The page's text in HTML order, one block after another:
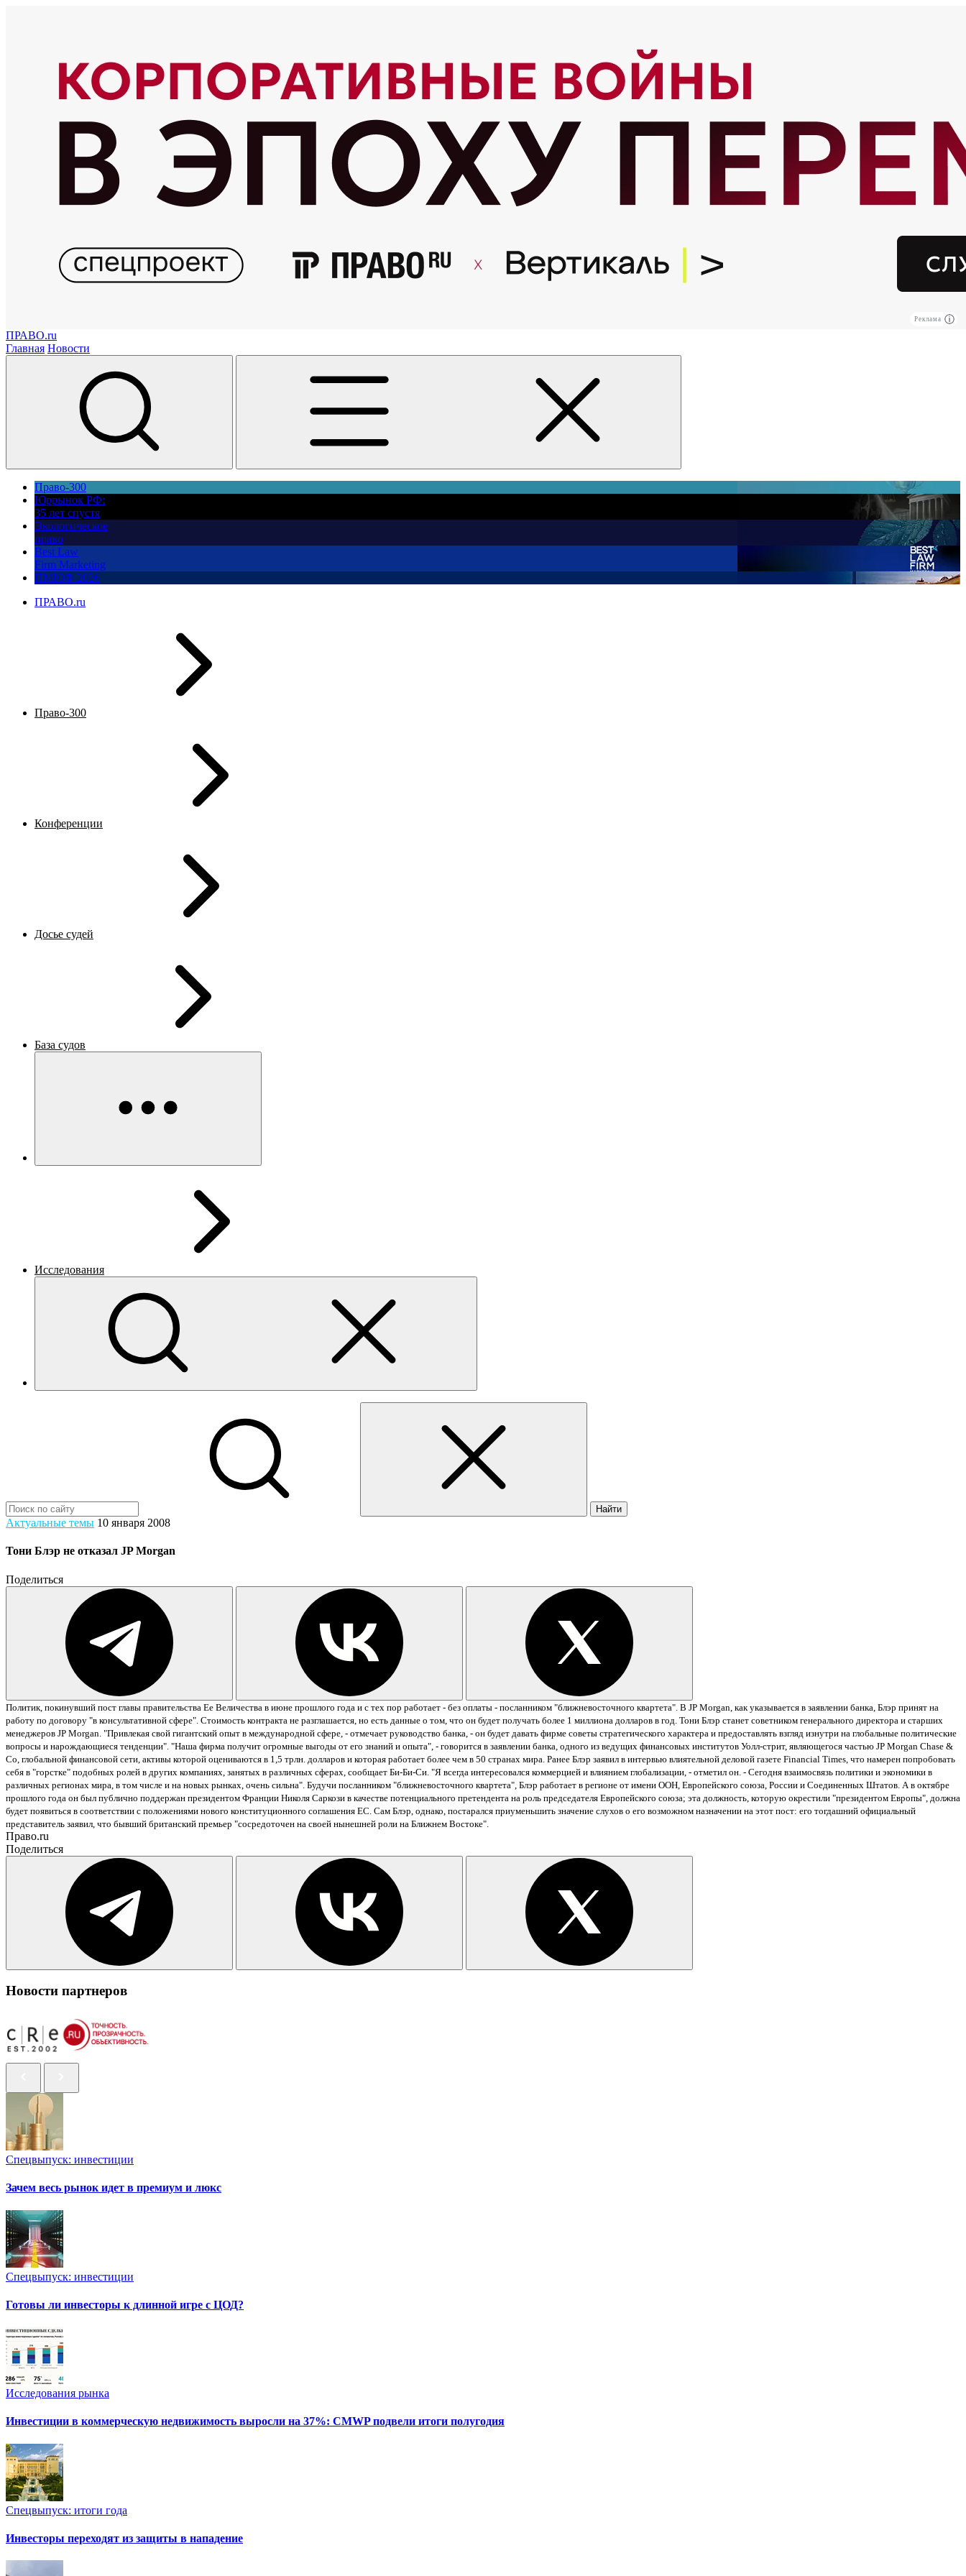
Реклама
ПРАВО.ru
Главная Новости
Право-300
Юррынок РФ:
35 лет спустя
Экологическое
право
Best Law
Firm Marketing
ПМЮФ 2026
ПРАВО.ru
Право-300
Конференции
Досье судей
База судов
Исследования
Найти
Актуальные темы 10 января 2008
Тони Блэр не отказал JP Morgan
Поделиться
Политик, покинувший пост главы правительства Ее Величества в июне прошлого года и с тех пор работает - без оплаты - посланником "ближневосточного квартета". В JP Morgan, как указывается в заявлении банка, Блэр принят на
работу по договору "в консультативной сфере". Стоимость контракта не разглашается, но есть данные о том, что он будет получать более 1 миллиона долларов в год. Тони Блэр станет советником генерального директора и старших
менеджеров JP Morgan. "Привлекая свой гигантский опыт в международной сфере, - отмечает руководство банка, - он будет давать фирме советы стратегического характера и предоставлять взгляд изнутри на глобальные политические
вопросы и нарождающиеся тенденции". "Наша фирма получит огромные выгоды от его знаний и опыта", - говорится в заявлении банка, одного из ведущих финансовых институтов Уолл-стрит, являющегося частью JP Morgan Chase &
Co, глобальной финансовой сети, активы которой оцениваются в 1,5 трлн. долларов и которая работает более чем в 50 странах мира. Ранее Блэр заявил в интервью влиятельной деловой газете Financial Times, что намерен попробовать
себя в "горстке" подобных ролей в других компаниях, занятых в различных сферах, сообщает Би-Би-Си. "Я всегда интересовался коммерцией и влиянием глобализации, - отметил он. - Сегодня взаимосвязь политики и экономики в
различных регионах мира, в том числе и на новых рынках, очень сильна". Будучи посланником "ближневосточного квартета", Блэр работает в регионе от имени ООН, Европейского союза, России и Соединенных Штатов. А в октябре
прошлого года он был публично поддержан президентом Франции Николя Саркози в качестве потенциального претендента на роль председателя Европейского союза; эта должность, которую окрестили "президентом Европы", должна
будет появиться в соответствии с положениями нового конституционного соглашения ЕС. Сам Блэр, однако, постарался приуменьшить значение слухов о его возможном назначении на этот пост: его тогдашний официальный
представитель заявил, что бывший британский премьер "сосредоточен на своей нынешней роли на Ближнем Востоке".
Право.ru
Поделиться
Новости партнеров
Спецвыпуск: инвестиции
Зачем весь рынок идет в премиум и люкс
Спецвыпуск: инвестиции
Готовы ли инвесторы к длинной игре с ЦОД?
Исследования рынка
Инвестиции в коммерческую недвижимость выросли на 37%: CMWP подвели итоги полугодия
Спецвыпуск: итоги года
Инвесторы переходят из защиты в нападение